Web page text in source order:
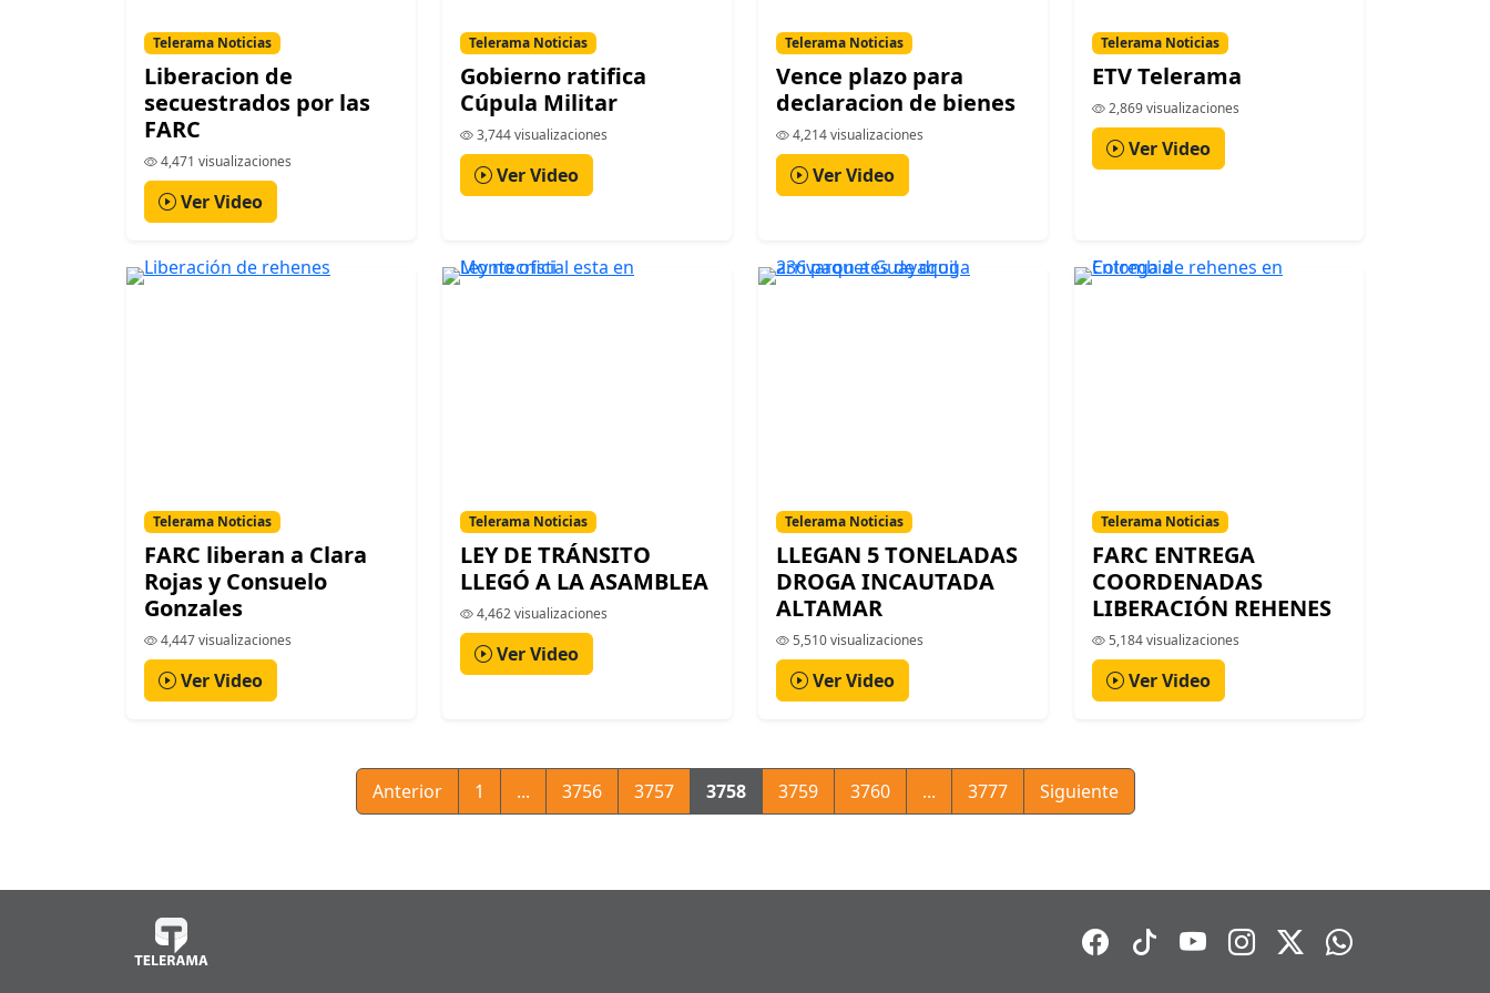
Telerama Noticias
Liberacion de
secuestrados por las
FARC
4,471 visualizaciones
Ver Video
Telerama Noticias
Gobierno ratifica
Cúpula Militar
3,744 visualizaciones
Ver Video
Telerama Noticias
Vence plazo para
declaracion de bienes
4,214 visualizaciones
Ver Video
Telerama Noticias
ETV Telerama
2,869 visualizaciones
Ver Video
Telerama Noticias
FARC liberan a Clara
Rojas y Consuelo
Gonzales
4,447 visualizaciones
Ver Video
Telerama Noticias
LEY DE TRÁNSITO
LLEGÓ A LA ASAMBLEA
4,462 visualizaciones
Ver Video
Telerama Noticias
LLEGAN 5 TONELADAS
DROGA INCAUTADA
ALTAMAR
5,510 visualizaciones
Ver Video
Telerama Noticias
FARC ENTREGA
COORDENADAS
LIBERACIÓN REHENES
5,184 visualizaciones
Ver Video
Anterior 1 ... 3756 3757 3758 3759 3760 ... 3777 Siguiente